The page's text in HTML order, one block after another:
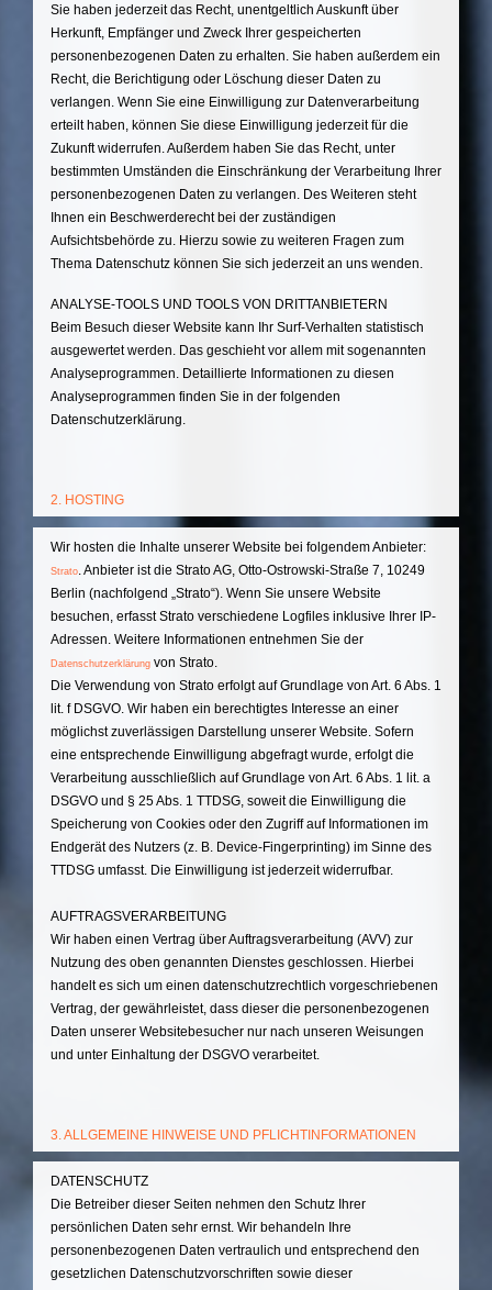
Sie haben jederzeit das Recht, unentgeltlich Auskunft über
Herkunft, Empfänger und Zweck Ihrer gespeicherten
personenbezogenen Daten zu erhalten. Sie haben außerdem ein
Recht, die Berichtigung oder Löschung dieser Daten zu
verlangen. Wenn Sie eine Einwilligung zur Datenverarbeitung
erteilt haben, können Sie diese Einwilligung jederzeit für die
Zukunft widerrufen. Außerdem haben Sie das Recht, unter
bestimmten Umständen die Einschränkung der Verarbeitung Ihrer
personenbezogenen Daten zu verlangen. Des Weiteren steht
Ihnen ein Beschwerderecht bei der zuständigen
Aufsichtsbehörde zu. Hierzu sowie zu weiteren Fragen zum
Thema Datenschutz können Sie sich jederzeit an uns wenden.
ANALYSE-TOOLS UND TOOLS VON DRITTANBIETERN
Beim Besuch dieser Website kann Ihr Surf-Verhalten statistisch
ausgewertet werden. Das geschieht vor allem mit sogenannten
Analyseprogrammen. Detaillierte Informationen zu diesen
Analyseprogrammen finden Sie in der folgenden
Datenschutzerklärung.
2. HOSTING
Wir hosten die Inhalte unserer Website bei folgendem Anbieter:
Strato . Anbieter ist die Strato AG, Otto-Ostrowski-Straße 7, 10249
Berlin (nachfolgend „Strato“). Wenn Sie unsere Website
besuchen, erfasst Strato verschiedene Logfiles inklusive Ihrer IP-
Adressen. Weitere Informationen entnehmen Sie der
Datenschutzerklärung von Strato.
Die Verwendung von Strato erfolgt auf Grundlage von Art. 6 Abs. 1
lit. f DSGVO. Wir haben ein berechtigtes Interesse an einer
möglichst zuverlässigen Darstellung unserer Website. Sofern
eine entsprechende Einwilligung abgefragt wurde, erfolgt die
Verarbeitung ausschließlich auf Grundlage von Art. 6 Abs. 1 lit. a
DSGVO und § 25 Abs. 1 TTDSG, soweit die Einwilligung die
Speicherung von Cookies oder den Zugriff auf Informationen im
Endgerät des Nutzers (z. B. Device-Fingerprinting) im Sinne des
TTDSG umfasst. Die Einwilligung ist jederzeit widerrufbar.
AUFTRAGSVERARBEITUNG
Wir haben einen Vertrag über Auftragsverarbeitung (AVV) zur
Nutzung des oben genannten Dienstes geschlossen. Hierbei
handelt es sich um einen datenschutzrechtlich vorgeschriebenen
Vertrag, der gewährleistet, dass dieser die personenbezogenen
Daten unserer Websitebesucher nur nach unseren Weisungen
und unter Einhaltung der DSGVO verarbeitet.
3. ALLGEMEINE HINWEISE UND PFLICHTINFORMATIONEN
DATENSCHUTZ
Die Betreiber dieser Seiten nehmen den Schutz Ihrer
persönlichen Daten sehr ernst. Wir behandeln Ihre
personenbezogenen Daten vertraulich und entsprechend den
gesetzlichen Datenschutzvorschriften sowie dieser